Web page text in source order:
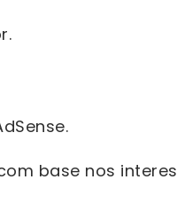
base nos